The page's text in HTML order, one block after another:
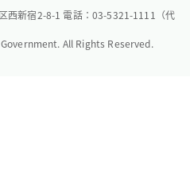
西新宿2-8-1 電話：03-5321-1111（代
All Rights Reserved.